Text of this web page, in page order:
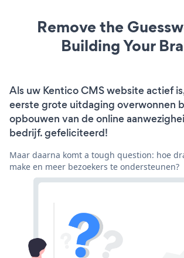
Remove the
Building Your
Als uw Kentico CMS website actief
eerste grote uitdaging overwonnen
opbouwen van de online
bedrijf. gefeliciteerd!
Maar daarna komt a tough question: hoe
make en meer bezoekers te ondersteunen?